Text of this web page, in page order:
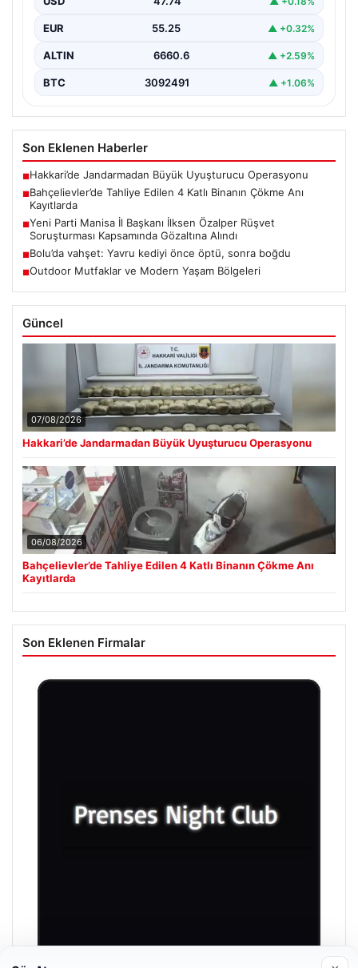
edilen dört…
EUR 55.25 ▲ +0.32%
ALTIN 6660.6 ▲ +2.59%
BTC 3092491 ▲ +1.06%
Son Eklenen Haberler
■Hakkari’de Jandarmadan Büyük Uyuşturucu Operasyonu
■Bahçelievler’de Tahliye Edilen 4 Katlı Binanın Çökme Anı
Kayıtlarda
■Yeni Parti Manisa İl Başkanı İlksen Özalper Rüşvet
Soruşturması Kapsamında Gözaltına Alındı
■Bolu’da vahşet: Yavru kediyi önce öptü, sonra boğdu
■Outdoor Mutfaklar ve Modern Yaşam Bölgeleri
Güncel
07/08/2026
Hakkari’de Jandarmadan Büyük Uyuşturucu Operasyonu
06/08/2026
Bahçelievler’de Tahliye Edilen 4 Katlı Binanın Çökme Anı
Kayıtlarda
Son Eklenen Firmalar